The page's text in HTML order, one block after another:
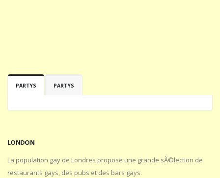
PARTYS PARTYS
LONDON
La population gay de Londres propose une grande sÃ©lection de
restaurants gays, des pubs et des bars gays.